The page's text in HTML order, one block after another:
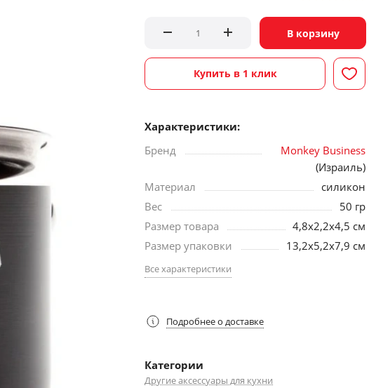
В корзину
Купить в 1 клик
Характеристики:
Бренд
Monkey Business
(Израиль)
Материал
силикон
Вес
50 гр
Размер товара
4,8x2,2x4,5 см
Размер упаковки
13,2x5,2x7,9 см
Все характеристики
Подробнее о доставке
Категории
Другие аксессуары для кухни